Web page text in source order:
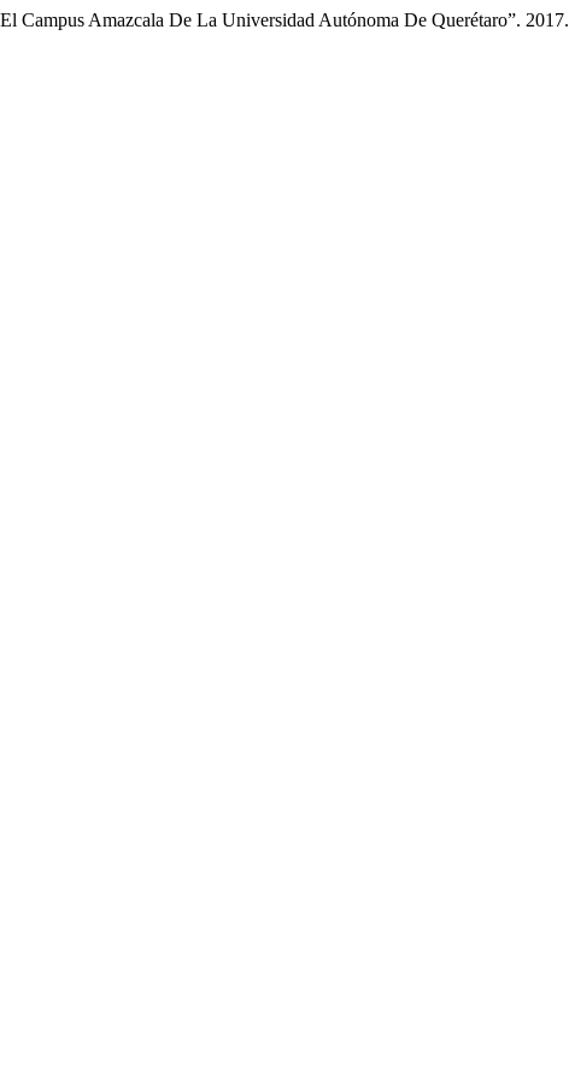
Campus Amazcala De La Universidad Autónoma De Querétaro”. 2017.